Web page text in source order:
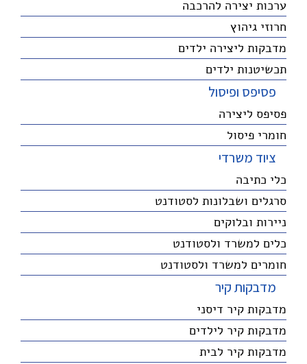
ערכות יצירה להרכבה
חרוזי גיהוץ
מדבקות ליצירה ילדים
תכשיטנות ילדים
פסיפס ופיסול
פסיפס ליצירה
חומרי פיסול
ציוד משרדי
כלי כתיבה
סרגלים ושבלונות לסטודנט
ניירות ובלוקים
כלים למשרד ולסטודנט
חומרים למשרד ולסטודנט
מדבקות קיר
מדבקות קיר דיסני
מדבקות קיר לילדים
מדבקות קיר לבית